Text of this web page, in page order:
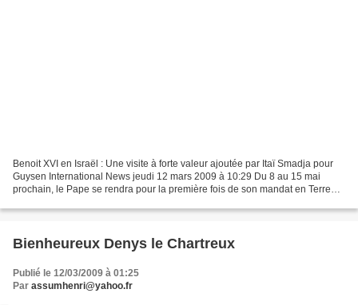
Benoit XVI en Israël : Une visite à forte valeur ajoutée par Itaï Smadja pour
Guysen International News jeudi 12 mars 2009 à 10:29 Du 8 au 15 mai
prochain, le Pape se rendra pour la première fois de son mandat en Terre
Bienheureux Denys le Chartreux
Publié le 12/03/2009 à 01:25
Par assumhenri@yahoo.fr